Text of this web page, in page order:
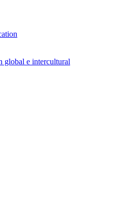
global e intercultural